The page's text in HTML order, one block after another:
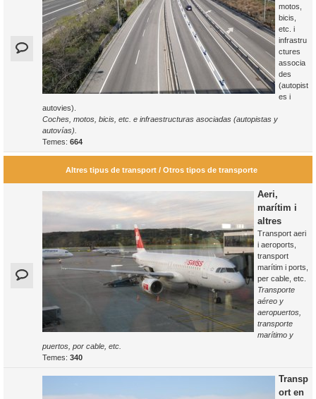
motos,
bicis,
etc. i
infrastru
ctures
associa
des
(autopist
es i
autovies).
Coches, motos, bicis, etc. e infraestructuras asociadas (autopistas y
autovías).
Temes: 664
Altres tipus de transport / Otros tipos de transporte
Aeri,
marítim i
altres
Transport aeri
i aeroports,
transport
marítim i ports,
per cable, etc.
Transporte
aéreo y
aeropuertos,
transporte
marítimo y
puertos, por cable, etc.
Temes: 340
Transp
ort en